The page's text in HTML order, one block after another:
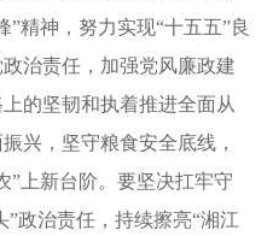
”精神，努力实现“十五五”良
治责任，加强党风廉政建
的坚韧和执着推进全面从
兴，坚守粮食安全底线，
”上新台阶。要坚决扛牢守
”政治责任，持续擦亮“湘江